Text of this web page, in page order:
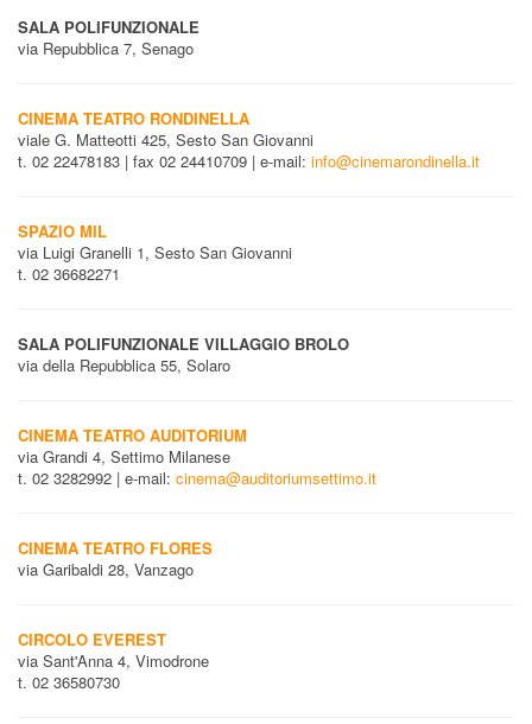
SALA POLIFUNZIONALE
via Repubblica 7, Senago
CINEMA TEATRO RONDINELLA
viale G. Matteotti 425, Sesto San Giovanni
t. 02 22478183 | fax 02 24410709 | e-mail: info@cinemarondinella.it
SPAZIO MIL
via Luigi Granelli 1, Sesto San Giovanni
t. 02 36682271
SALA POLIFUNZIONALE VILLAGGIO BROLO
via della Repubblica 55, Solaro
CINEMA TEATRO AUDITORIUM
via Grandi 4, Settimo Milanese
t. 02 3282992 | e-mail: cinema@auditoriumsettimo.it
CINEMA TEATRO FLORES
via Garibaldi 28, Vanzago
CIRCOLO EVEREST
via Sant'Anna 4, Vimodrone
t. 02 36580730